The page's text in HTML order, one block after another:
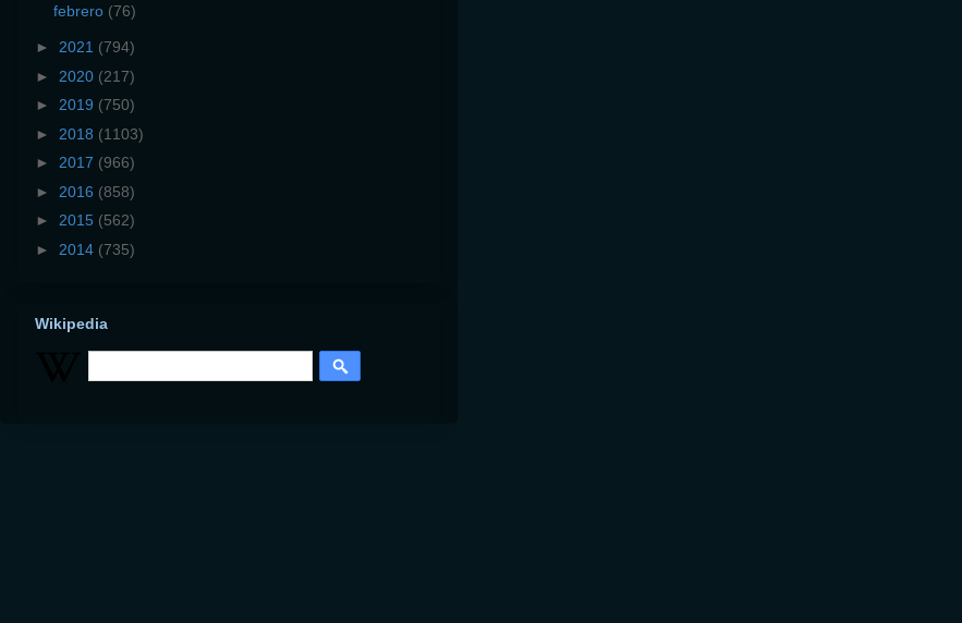
febrero (76)
► 2021 (794)
► 2020 (217)
► 2019 (750)
► 2018 (1103)
► 2017 (966)
► 2016 (858)
► 2015 (562)
► 2014 (735)
Wikipedia